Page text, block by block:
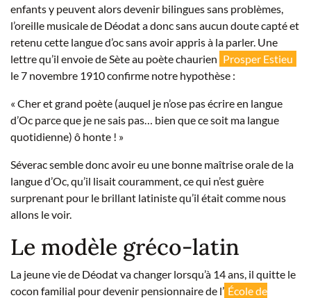
enfants y peuvent alors devenir bilingues sans problèmes,
l’oreille musicale de Déodat a donc sans aucun doute capté et
retenu cette langue d’oc sans avoir appris à la parler. Une
lettre qu’il envoie de Sète au poète chaurien Prosper Estieu
le 7 novembre 1910 confirme notre hypothèse :
« Cher et grand poète (auquel je n’ose pas écrire en langue
d’Oc parce que je ne sais pas… bien que ce soit ma langue
quotidienne) ô honte ! »
Séverac semble donc avoir eu une bonne maîtrise orale de la
langue d’Oc, qu’il lisait couramment, ce qui n’est guère
surprenant pour le brillant latiniste qu’il était comme nous
allons le voir.
Le modèle gréco-latin
La jeune vie de Déodat va changer lorsqu’à 14 ans, il quitte le
cocon familial pour devenir pensionnaire de l’ École de